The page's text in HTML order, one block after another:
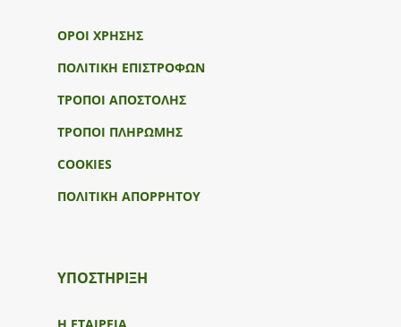
ΟΡΟΙ ΧΡΗΣΗΣ
ΠΟΛΙΤΙΚΗ ΕΠΙΣΤΡΟΦΩΝ
ΤΡΟΠΟΙ ΑΠΟΣΤΟΛΗΣ
ΤΡΟΠΟΙ ΠΛΗΡΩΜΗΣ
COOKIES
ΠΟΛΙΤΙΚΗ ΑΠΟΡΡΗΤΟΥ
ΥΠΟΣΤΉΡΙΞΗ